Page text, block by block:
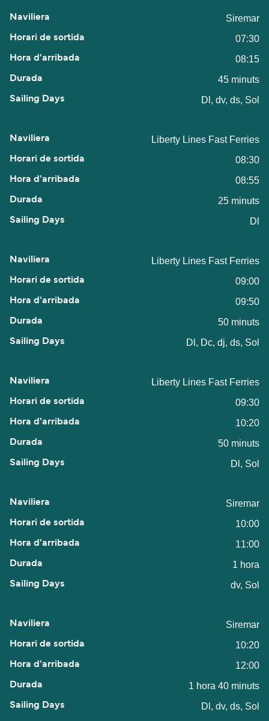
Siremar
07:30
08:15
45 minuts
Dl, dv, ds, Sol
Liberty Lines Fast Ferries
08:30
08:55
25 minuts
Dl
Liberty Lines Fast Ferries
09:00
09:50
50 minuts
Dl, Dc, dj, ds, Sol
Liberty Lines Fast Ferries
09:30
10:20
50 minuts
Dl, Sol
Siremar
10:00
11:00
1 hora
dv, Sol
Siremar
10:20
12:00
1 hora 40 minuts
Dl, dv, ds, Sol